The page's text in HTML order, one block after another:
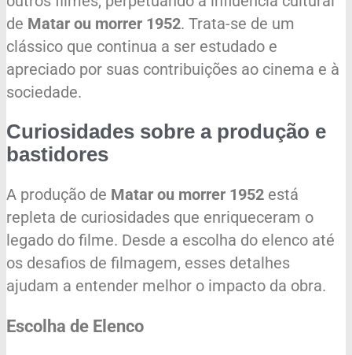
de Matar ou morrer 1952. Trata-se de um
clássico que continua a ser estudado e
apreciado por suas contribuições ao cinema e à
sociedade.
Curiosidades sobre a produção e
bastidores
A produção de Matar ou morrer 1952 está
repleta de curiosidades que enriqueceram o
legado do filme. Desde a escolha do elenco até
os desafios de filmagem, esses detalhes
ajudam a entender melhor o impacto da obra.
Escolha de Elenco